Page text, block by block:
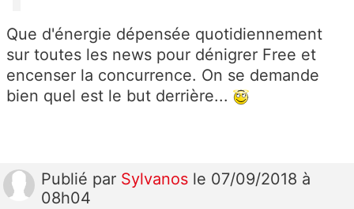
Que d'énergie dépensée quotidiennement
sur toutes les news pour dénigrer Free et
encenser la concurrence. On se demande
bien quel est le but derrière...
Publié par Sylvanos le 07/09/2018 à
08h04